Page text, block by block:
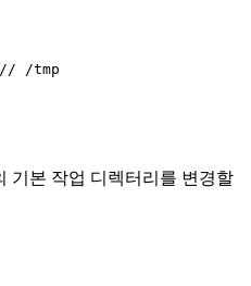
// /tmp
기본 작업 디렉터리를 변경할